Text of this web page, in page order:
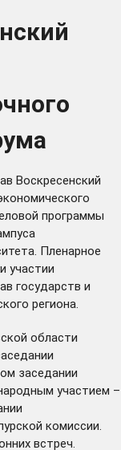
Воскресенский
программы
Пленарное
участии
государств и
региона.
области
заседании
участием –
комиссии.
встреч.